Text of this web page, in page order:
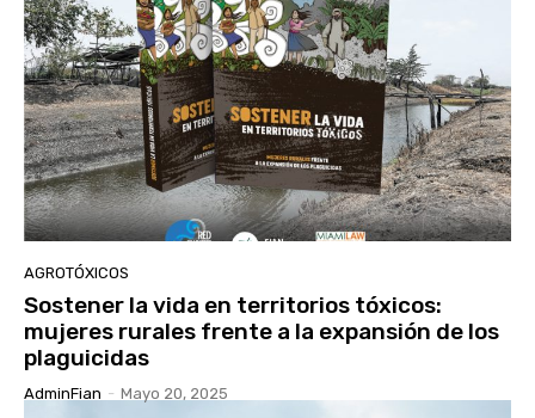
AGROTÓXICOS
Sostener la vida en territorios tóxicos:
mujeres rurales frente a la expansión de los
plaguicidas
AdminFian - Mayo 20, 2025